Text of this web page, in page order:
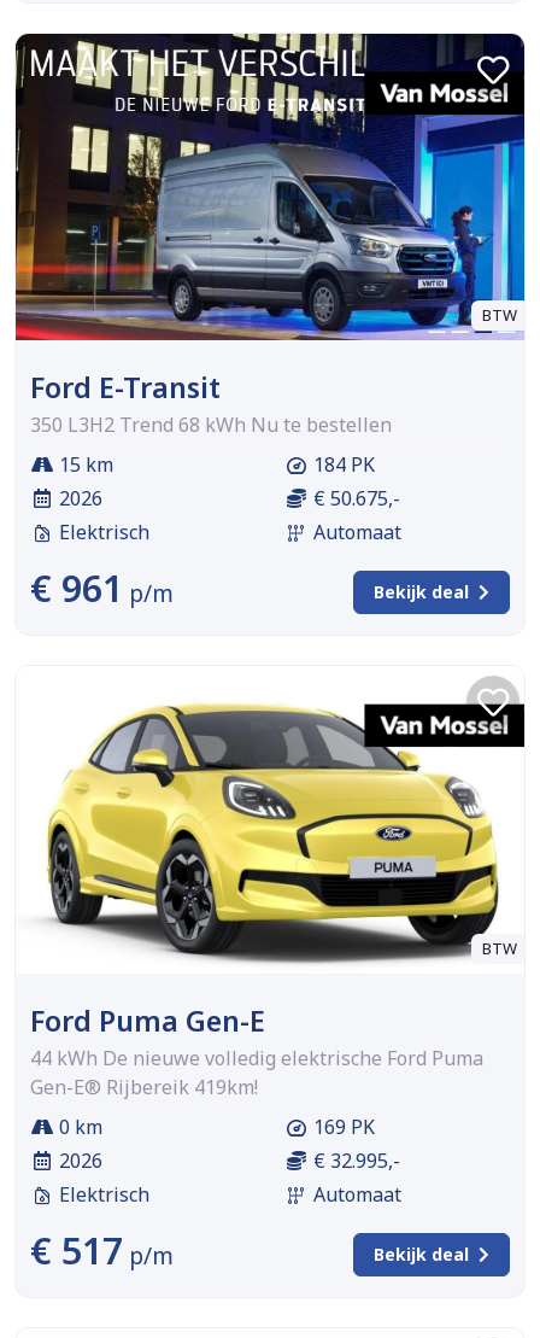
BTW
Ford E-Transit
350 L3H2 Trend 68 kWh Nu te bestellen
15 km
2026
Elektrisch
184 PK
€ 50.675,-
Automaat
€ 961 p/m Bekijk deal
BTW
Ford Puma Gen-E
44 kWh De nieuwe volledig elektrische Ford Puma
Gen-E® Rijbereik 419km!
0 km
2026
Elektrisch
169 PK
€ 32.995,-
Automaat
€ 517 p/m Bekijk deal